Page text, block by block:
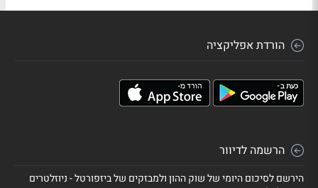
הורדת אפליקציה
הרשמה לדיוור
הירשם לסיכום היומי של שוק ההון ולמבזקים של ביזפורטל - ניוזלטרים